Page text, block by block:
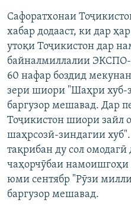
Ҷаҳиш
ҷустор
ОСИЁИ МАРКАЗӢ
ФАРҲАНГ
МЕҲМОНИ ОЗОДӢ
ВАРЗИШ
ҶАНГ ДАР УКРАИНА
НАЗАРИ МАРДУМ
БЛОГИСТОН
ОЗОДӢ ОНЛАЙН
ЧАНДРАСОНАӢ
ВИДЕО
НИГОРИСТОН
ГУЗОРИШҲОИ РАДИОӢ
РӮЙХАТҲО
КИТОБҲОИ ОЗОДӢ
Русский
ПАЙГИРӢ КУНЕД
Сафоратхонаи
хабар додааст, ки дар
утоқи Тоҷикистон дар
байналмиллалии
60 нафар боздид
зери шиори "Шаҳри хуб-
баргузор мешавад. Дар
Тоҷикистон шиори зайл
шаҳрсозӣ-зиндагии
тақрибан ду сол
чаҳорчӯбаи
юми сентябр "Рӯзи
баргузор мешавад.